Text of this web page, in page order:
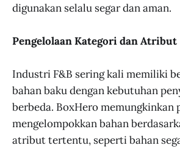
digunakan selalu segar dan aman.
Pengelolaan Kategori dan Atribut
Industri F&B sering kali memiliki
bahan baku dengan kebutuhan
berbeda. BoxHero memungkinkan
mengelompokkan bahan
atribut tertentu, seperti bahan